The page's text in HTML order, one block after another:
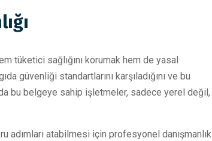
tüketici sağlığını korumak hem de yasal
güvenliği standartlarını karşıladığını ve bu
bu belgeye sahip işletmeler, sadece yerel değil,
adımları atabilmesi için profesyonel danışmanlık